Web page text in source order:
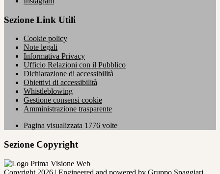
Sezione Link Utili
Cookie policy
Note legali
Informativa Privacy
Ufficio Relazioni con il Pubblico
Dichiarazione di accessibilità
Obiettivi di accessibilità
Whistleblowing
Gestione consensi cookie
Amministrazione trasparente
Pagina visualizzata 1776 volte
Sezione Copyright
Copyright 2026 | Engineered and powered by Gruppo Spaggiari